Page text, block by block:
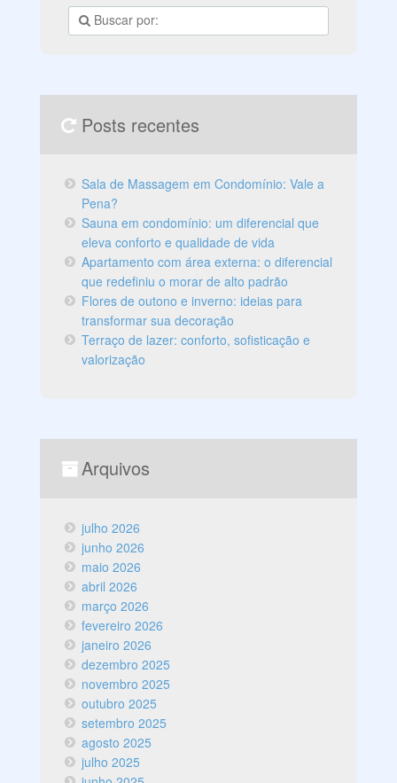
Posts recentes
Sala de Massagem em Condomínio: Vale a
Pena?
Sauna em condomínio: um diferencial que
eleva conforto e qualidade de vida
Apartamento com área externa: o diferencial
que redefiniu o morar de alto padrão
Flores de outono e inverno: ideias para
transformar sua decoração
Terraço de lazer: conforto, sofisticação e
valorização
Arquivos
julho 2026
junho 2026
maio 2026
abril 2026
março 2026
fevereiro 2026
janeiro 2026
dezembro 2025
novembro 2025
outubro 2025
setembro 2025
agosto 2025
julho 2025